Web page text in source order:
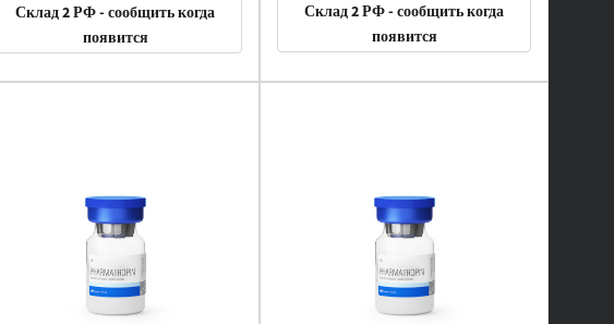
Склад 2 РФ - сообщить когда
появится
Склад 2 РФ - сообщить когда
появится